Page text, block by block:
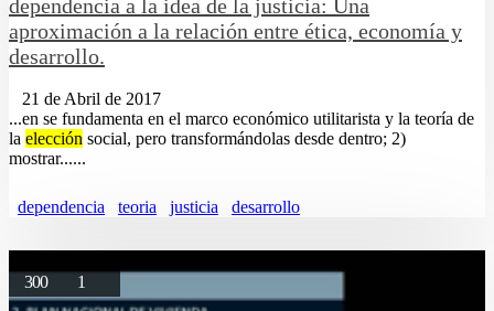
dependencia a la idea de la justicia: Una
aproximación a la relación entre ética, economía y
desarrollo.
21 de Abril de 2017
...en se fundamenta en el marco económico utilitarista y la teoría de
la elección social, pero transformándolas desde dentro; 2)
mostrar......
dependencia teoria justicia desarrollo
300 1